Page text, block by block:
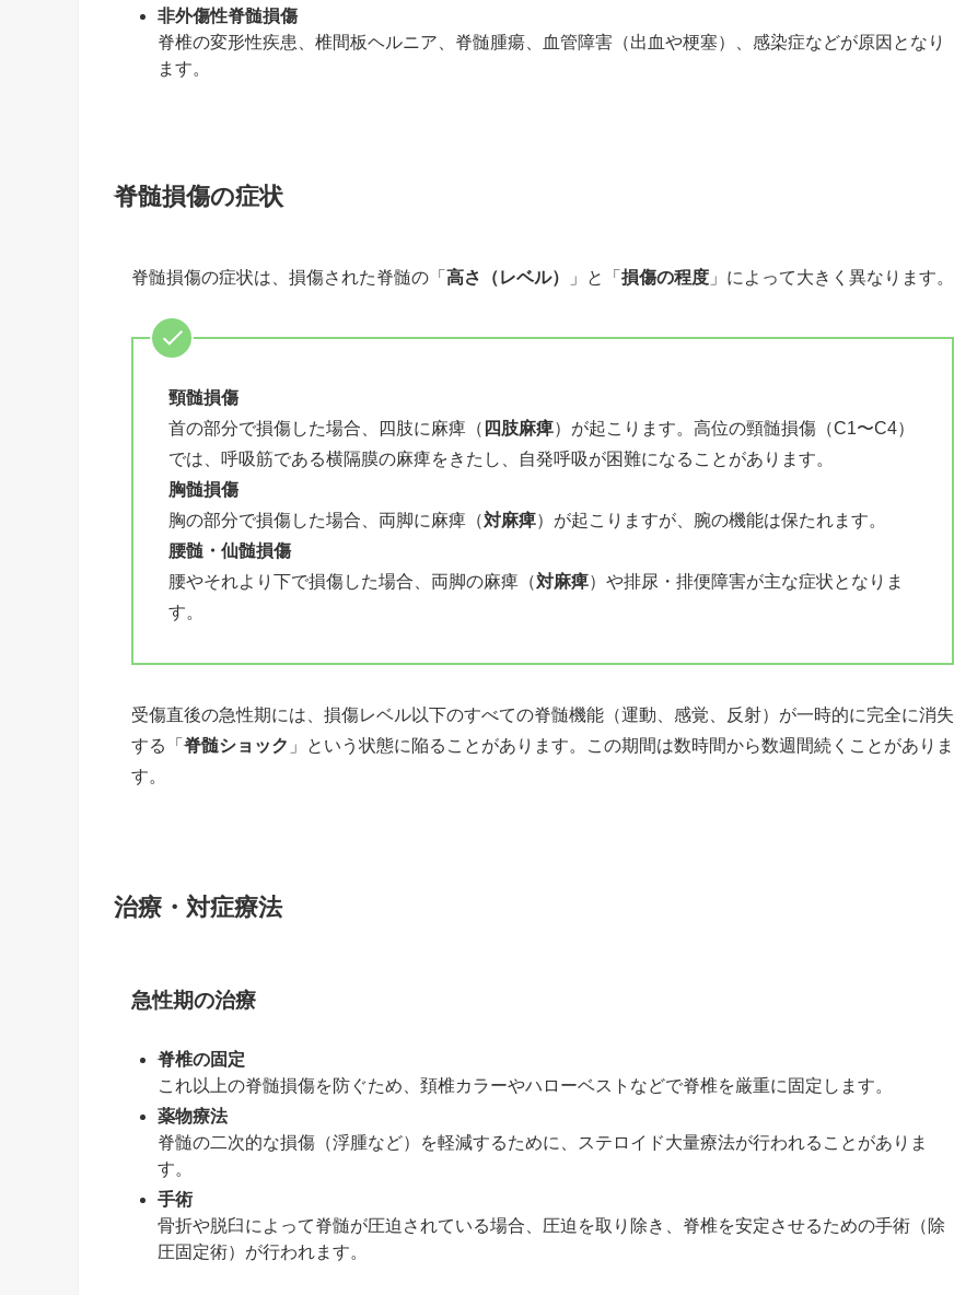
非外傷性脊髄損傷
脊椎の変形性疾患、椎間板ヘルニア、脊髄腫瘍、血管障害（出血や梗塞）、感染症などが原因となり
ます。
脊髄損傷の症状
脊髄損傷の症状は、損傷された脊髄の「 高さ（レベル） 」と「 損傷の程度 」によって大きく異なります。
頸髄損傷
首の部分で損傷した場合、四肢に麻痺（ 四肢麻痺）が起こります。高位の頸髄損傷（C1〜C4）
では、呼吸筋である横隔膜の麻痺をきたし、自発呼吸が困難になることがあります。
胸髄損傷
胸の部分で損傷した場合、両脚に麻痺（対麻痺）が起こりますが、腕の機能は保たれます。
腰髄・仙髄損傷
腰やそれより下で損傷した場合、両脚の麻痺（対麻痺）や排尿・排便障害が主な症状となりま
す。
受傷直後の急性期には、損傷レベル以下のすべての脊髄機能（運動、感覚、反射）が一時的に完全に消失
する「脊髄ショック 」という状態に陥ることがあります。この期間は数時間から数週間続くことがありま
す。
治療・対症療法
急性期の治療
脊椎の固定
これ以上の脊髄損傷を防ぐため、頚椎カラーやハローベストなどで脊椎を厳重に固定します。
薬物療法
脊髄の二次的な損傷（浮腫など）を軽減するために、ステロイド大量療法が行われることがありま
す。
手術
骨折や脱臼によって脊髄が圧迫されている場合、圧迫を取り除き、脊椎を安定させるための手術（除
圧固定術）が行われます。